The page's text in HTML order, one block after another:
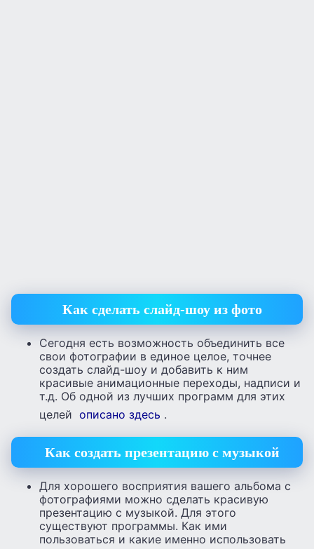
Как сделать слайд-шоу из фото
Сегодня есть возможность объединить все
свои фотографии в единое целое, точнее
создать слайд-шоу и добавить к ним
красивые анимационные переходы, надписи и
т.д. Об одной из лучших программ для этих
целей описано здесь .
Как создать презентацию с музыкой
Для хорошего восприятия вашего альбома с
фотографиями можно сделать красивую
презентацию с музыкой. Для этого
существуют программы. Как ими
пользоваться и какие именно использовать